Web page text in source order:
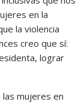
en la
la violencia
creo que sí:
lograr
mujeres en